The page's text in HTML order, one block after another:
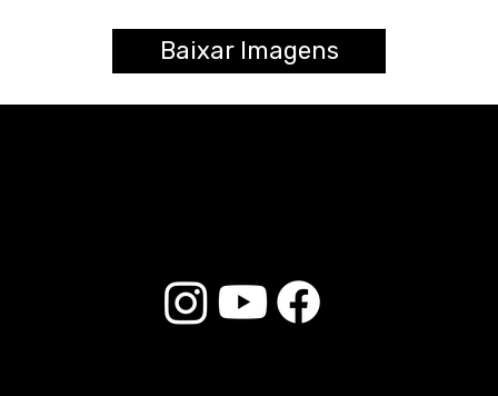
Baixar Imagens